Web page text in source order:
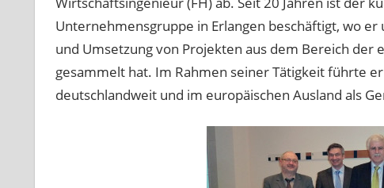
Unternehmensgruppe in Erlangen beschäftigt, wo
und Umsetzung von Projekten aus dem Bereich
gesammelt hat. Im Rahmen seiner Tätigkeit führte
deutschlandweit und im europäischen Ausland als